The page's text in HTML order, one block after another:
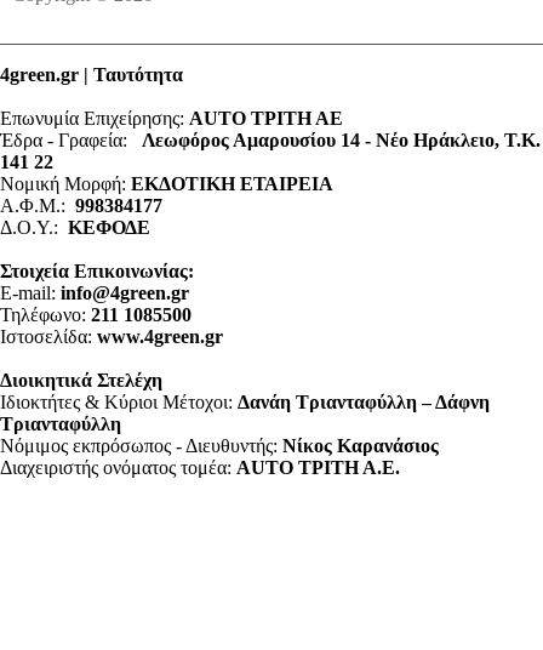
4green.gr | Ταυτότητα
Επωνυμία Επιχείρησης: AUTO ΤΡΙΤΗ ΑΕ
Έδρα - Γραφεία: Λεωφόρος Αμαρουσίου 14 - Νέο Ηράκλειο, Τ.Κ.
141 22
Νομική Μορφή: ΕΚΔΟΤΙΚΗ ΕΤΑΙΡΕΙΑ
Α.Φ.Μ.: 998384177
Δ.Ο.Υ.: ΚΕΦΟΔΕ
Στοιχεία Επικοινωνίας:
E-mail: info@4green.gr
Τηλέφωνο: 211 1085500
Ιστοσελίδα: www.4green.gr
Διοικητικά Στελέχη
Ιδιοκτήτες & Κύριοι Μέτοχοι: Δανάη Τριανταφύλλη – Δάφνη
Τριανταφύλλη
Νόμιμος εκπρόσωπος - Διευθυντής: Νίκος Καρανάσιος
Διαχειριστής ονόματος τομέα: ΑUTO ΤΡΙΤΗ Α.Ε.